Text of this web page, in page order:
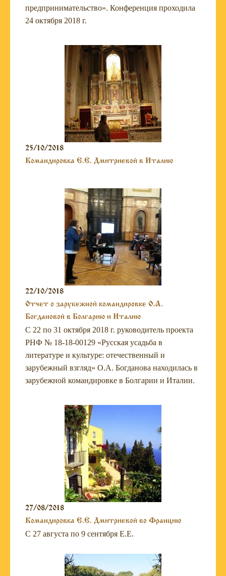
предпринимательство». Конференция проходила
24 октября 2018 г.
25/10/2018
Командировка Е.Е. Дмитриевой в Италию
22/10/2018
Отчет о зарубежной командировке О.А.
Богдановой в Болгарию и Италию
С 22 по 31 октября 2018 г. руководитель проекта
РНФ № 18-18-00129 «Русская усадьба в
литературе и культуре: отечественный и
зарубежный взгляд» О.А. Богданова находилась в
зарубежной командировке в Болгарии и Италии.
27/08/2018
Командировка Е.Е. Дмитриевой во Францию
С 27 августа по 9 сентября Е.Е.